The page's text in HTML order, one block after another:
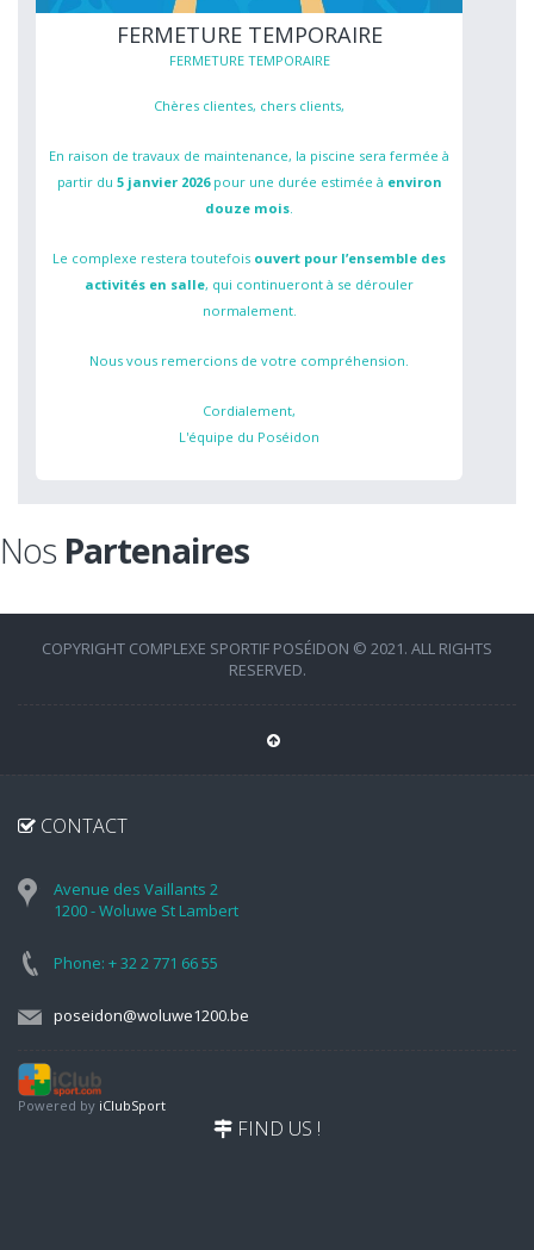
FERMETURE TEMPORAIRE
FERMETURE TEMPORAIRE
Chères clientes, chers clients,
En raison de travaux de maintenance, la piscine sera fermée à
partir du 5 janvier 2026pour une durée estimée à environ
douze mois
Le complexe restera toutefois ouvert pour l’ensemble des
activités en salle, qui continueront à se dérouler
normalement.
Nous vous remercions de votre compréhension.
Cordialement,
L'équipe du Poséidon
Nos Partenaires
COPYRIGHT COMPLEXE SPORTIF POSÉIDON © 2021. ALL RIGHTS
RESERVED.
CONTACT
Avenue des Vaillants 2
1200 - Woluwe St Lambert
Phone: + 32 2 771 66 55
poseidon@woluwe1200.be
Powered by iClubSport
FIND US !